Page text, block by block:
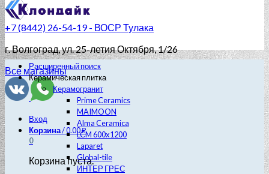
+7 (8442) 26-54-19 - ВОСР Тулака
г. Волгоград, ул. 25-летия Октября, 1/26
Все магазины
Вход
Корзина/0.00₽
0
Корзина пуста.
Расширенный поиск
Керамическая плитка
Керамогранит
Prime Ceramics
MAIMOON
Alma Ceramica
LCM 600х1200
Laparet
Global-tile
ИНТЕР ГРЕС